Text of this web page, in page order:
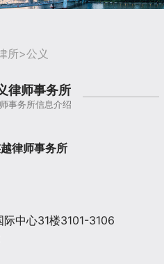
所>公义
律师事务所
事务所信息介绍
律师事务所
中心31楼3101-3106